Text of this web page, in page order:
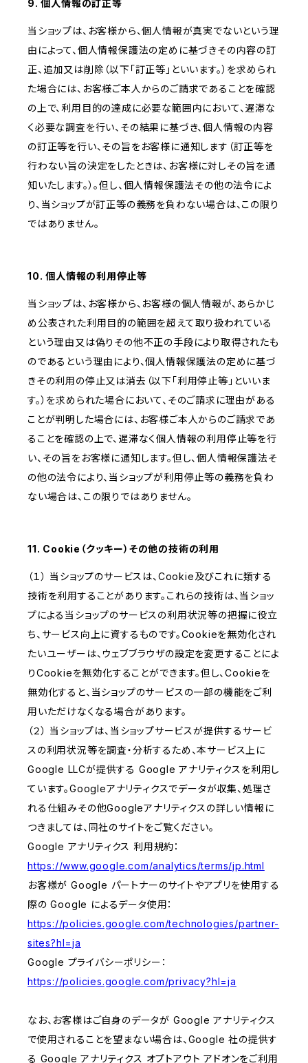
9. 個人情報の訂正等
当ショップは、お客様から、個人情報が真実でないという理
由によって、個人情報保護法の定めに基づきその内容の訂
正、追加又は削除（以下「訂正等」といいます。）を求められ
た場合には、お客様ご本人からのご請求であることを確認
の上で、利用目的の達成に必要な範囲内において、遅滞な
く必要な調査を行い、その結果に基づき、個人情報の内容
の訂正等を行い、その旨をお客様に通知します（訂正等を
行わない旨の決定をしたときは、お客様に対しその旨を通
知いたします。）。但し、個人情報保護法その他の法令によ
り、当ショップが訂正等の義務を負わない場合は、この限り
ではありません。
10. 個人情報の利用停止等
当ショップは、お客様から、お客様の個人情報が、あらかじ
め公表された利用目的の範囲を超えて取り扱われている
という理由又は偽りその他不正の手段により取得されたも
のであるという理由により、個人情報保護法の定めに基づ
きその利用の停止又は消去（以下「利用停止等」といいま
す。）を求められた場合において、そのご請求に理由がある
ことが判明した場合には、お客様ご本人からのご請求であ
ることを確認の上で、遅滞なく個人情報の利用停止等を行
い、その旨をお客様に通知します。但し、個人情報保護法そ
の他の法令により、当ショップが利用停止等の義務を負わ
ない場合は、この限りではありません。
11. Cookie（クッキー）その他の技術の利用
（１） 当ショップのサービスは、Cookie及びこれに類する
技術を利用することがあります。これらの技術は、当ショッ
プによる当ショップのサービスの利用状況等の把握に役立
ち、サービス向上に資するものです。Cookieを無効化され
たいユーザーは、ウェブブラウザの設定を変更することによ
りCookieを無効化することができます。但し、Cookieを
無効化すると、当ショップのサービスの一部の機能をご利
用いただけなくなる場合があります。
（２） 当ショップは、当ショップサービスが提供するサービ
スの利用状況等を調査・分析するため、本サービス上に
Google LLCが提供する Google アナリティクスを利用し
ています。Googleアナリティクスでデータが収集、処理さ
れる仕組みその他Googleアナリティクスの詳しい情報に
つきましては、同社のサイトをご覧ください。
Google アナリティクス 利用規約：
https://www.google.com/analytics/terms/jp.html
お客様が Google パートナーのサイトやアプリを使用する
際の Google によるデータ使用：
https://policies.google.com/technologies/partner-
sites?hl=ja
Google プライバシーポリシー：
https://policies.google.com/privacy?hl=ja
なお、お客様はご自身のデータが Google アナリティクス
で使用されることを望まない場合は、Google 社の提供す
る Google アナリティクス オプトアウト アドオンをご利用